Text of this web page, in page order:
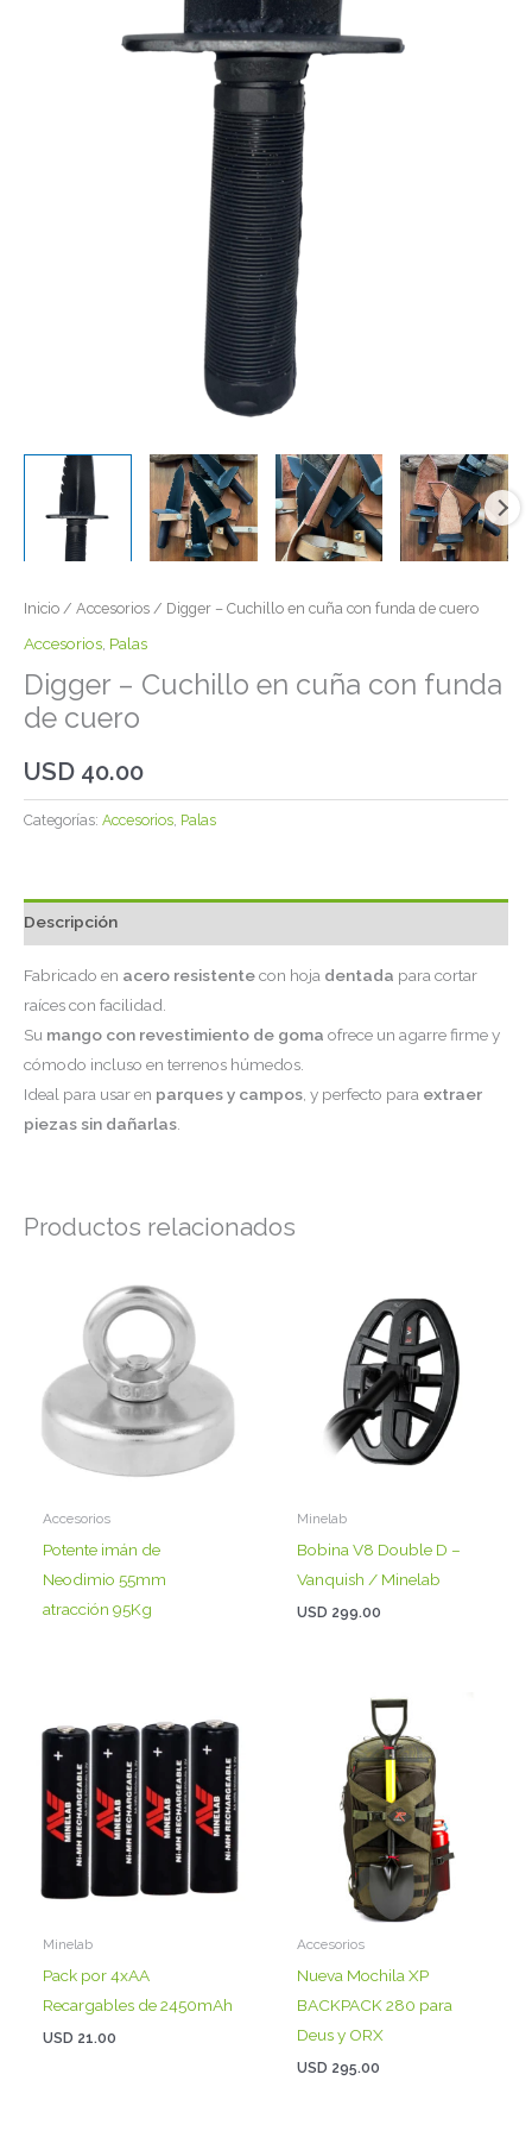
Inicio / Accesorios / Digger – Cuchillo en cuña con funda de cuero
Accesorios, Palas
Digger – Cuchillo en cuña con funda
de cuero
USD 40.00
Categorías: Accesorios, Palas
Descripción
Fabricado en acero resistentecon hoja dentada para cortar
raíces con facilidad.
Su mango con revestimiento de goma ofrece un agarre firme y
cómodo incluso en terrenos húmedos.
Ideal para usar en parques y campos, y perfecto para extraer
piezas sin dañarlas.
Productos relacionados
Accesorios
Potente imán de
Neodimio 55mm
atracción 95Kg
Minelab
Bobina V8 Double D –
Vanquish / Minelab
USD 299.00
Minelab
Pack por 4xAA
Recargables de 2450mAh
USD 21.00
Accesorios
Nueva Mochila XP
BACKPACK 280 para
Deus y ORX
USD 295.00